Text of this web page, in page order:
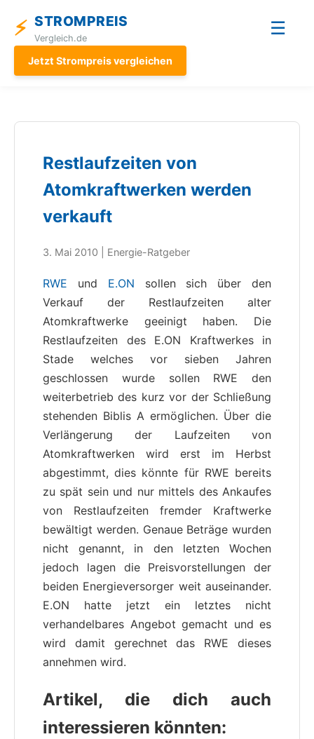
⚡ STROMPREIS
Vergleich.de ☰
Jetzt Strompreis vergleichen
Restlaufzeiten von
Atomkraftwerken werden
verkauft
3. Mai 2010 | Energie-Ratgeber
RWE und E.ON sollen sich über den
Verkauf der Restlaufzeiten alter
Atomkraftwerke geeinigt haben. Die
Restlaufzeiten des E.ON Kraftwerkes in
Stade welches vor sieben Jahren
geschlossen wurde sollen RWE den
weiterbetrieb des kurz vor der Schließung
stehenden Biblis A ermöglichen. Über die
Verlängerung der Laufzeiten von
Atomkraftwerken wird erst im Herbst
abgestimmt, dies könnte für RWE bereits
zu spät sein und nur mittels des Ankaufes
von Restlaufzeiten fremder Kraftwerke
bewältigt werden. Genaue Beträge wurden
nicht genannt, in den letzten Wochen
jedoch lagen die Preisvorstellungen der
beiden Energieversorger weit auseinander.
E.ON hatte jetzt ein letztes nicht
verhandelbares Angebot gemacht und es
wird damit gerechnet das RWE dieses
annehmen wird.
Artikel, die dich auch
interessieren könnten: